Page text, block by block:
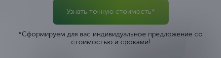
Узнать точную стоимость*
*Сформируем для вас индивидуальное предложение со
стоимостью и сроками!